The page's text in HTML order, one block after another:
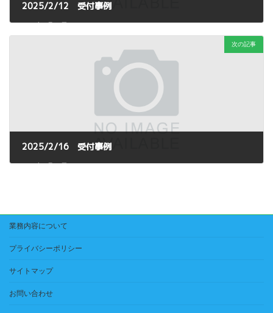
2025/2/12 受付事例
2025年2月20日
次の記事
2025/2/16 受付事例
2025年2月20日
業務内容について
プライバシーポリシー
サイトマップ
お問い合わせ